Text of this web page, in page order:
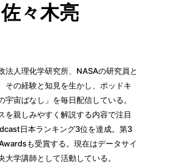
佐々木亮
法人理化学研究所、NASAの研究員と
その経験と知見を生かし、ポッドキ
宇宙ばなし」を毎日配信している。
を親しみやすく解説する内容で注目
日本ランキング3位を達成。第3
も受賞する。現在はデータサイ
大学講師として活動している。